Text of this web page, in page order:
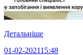
Детальніше
01-02-202115:48